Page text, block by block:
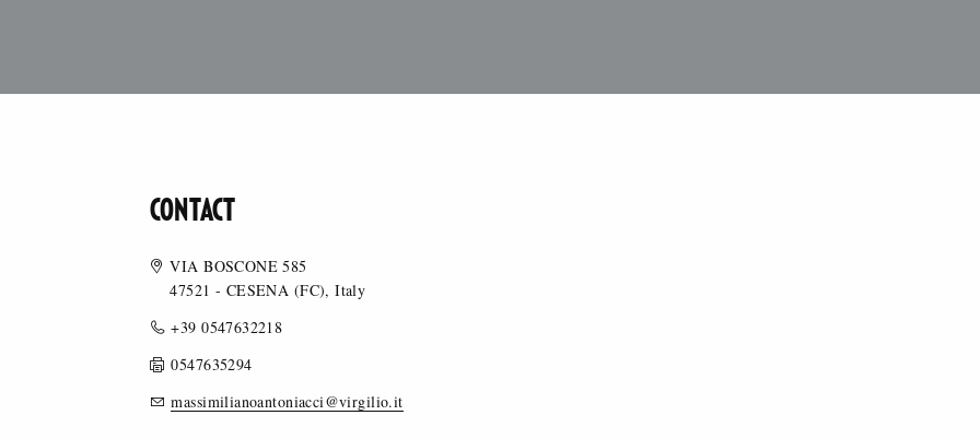
CONTACT
VIA BOSCONE 585
47521 - CESENA (FC), Italy
+39 0547632218
0547635294
massimilianoantoniacci@virgilio.it